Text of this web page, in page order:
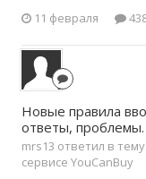
11 февраля
Новые правила
ответы, проблемы.
mrs13 ответил в
сервисе YouCanBuy